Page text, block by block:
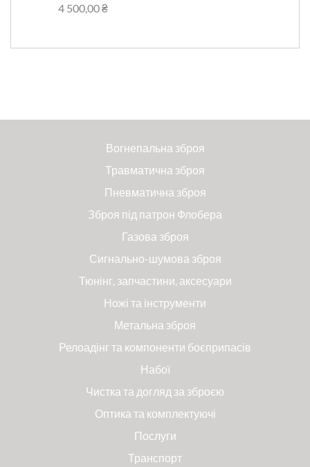
4 500,00 ₴
Вогнепальна зброя
Травматична зброя
Пневматична зброя
Зброя під патрон Флобера
Газова зброя
Сигнально-шумова зброя
Тюнінг, запчастини, аксесуари
Ножі та інструменти
Метальна зброя
Релоадінг та компоненти боєприпасів
Набої
Чистка та догляд за зброєю
Оптика та комплектуючі
Послуги
Транспорт